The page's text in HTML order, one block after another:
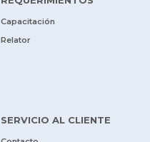
Capacitación
Relator
SERVICIO AL CLIENTE